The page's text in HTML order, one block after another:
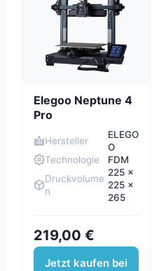
Elegoo Neptune 4
Pro
Hersteller
ELEGO
O
Technologie
FDM
Druckvolume
n
225 x
225 x
265
219,00 €
Jetzt kaufen bei